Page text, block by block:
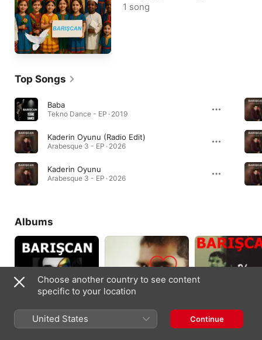
1 song
Top Songs
Baba
Tekno Dance - EP · 2019
Kaderin Oyunu (Radio Edit)
Arabesque 3 - EP · 2026
Kaderin Oyunu
Arabesque 3 - EP · 2026
Albums
Bir Özel İnsan
Aşk
O'nun Adı Yaşar
Choose another country to see content
specific to your location
United States Continue